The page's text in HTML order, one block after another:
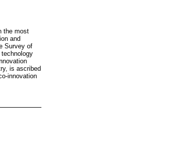
the most
and
Survey of
is ascribed
innovation